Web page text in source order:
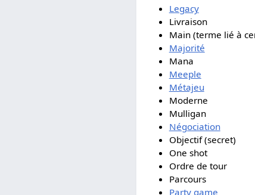
Legacy
Livraison
Main (terme lié à
Majorité
Mana
Meeple
Métajeu
Moderne
Mulligan
Négociation
Objectif (secret)
One shot
Ordre de tour
Parcours
Party game